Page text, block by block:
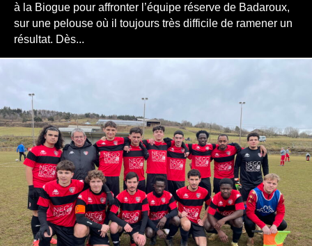
à la Biogue pour affronter l’équipe réserve de Badaroux,
sur une pelouse où il toujours très difficile de ramener un
résultat. Dès...